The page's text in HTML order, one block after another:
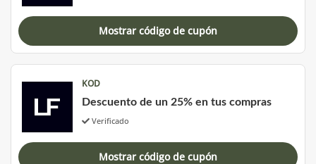
Mostrar código de cupón
KOD
Descuento de un 25% en tus compras
Verificado
Mostrar código de cupón